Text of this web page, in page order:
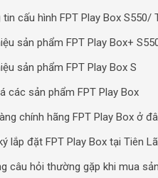
tin cấu hình FPT Play Box S550/
sản phẩm FPT Play Box+
sản phẩm FPT Play Box S
các sản phẩm FPT Play Box
chính hãng FPT Play Box ở
lắp đặt FPT Play Box tại Tiên
câu hỏi thường gặp khi mua